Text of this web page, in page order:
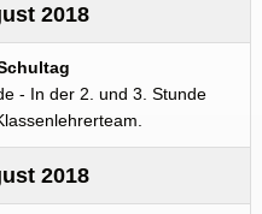
2018
- In der 2. und 3. Stunde
2018